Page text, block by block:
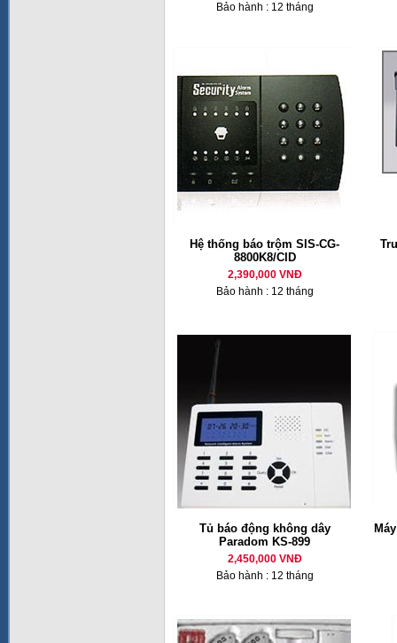
Bảo hành : 12 tháng
Hệ thống báo trộm SIS-CG-
8800K8/CID
2,390,000 VNĐ
Bảo hành : 12 tháng
Tủ báo động không dây
Paradom KS-899
2,450,000 VNĐ
Bảo hành : 12 tháng